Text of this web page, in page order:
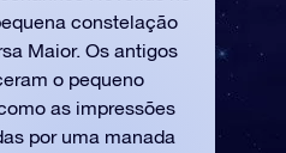
constelação
Maior. Os antigos
o pequeno
as impressões
por uma manada